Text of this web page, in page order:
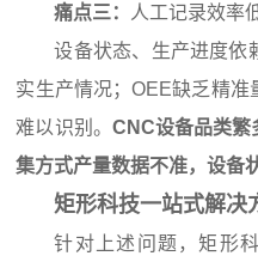
痛点三： 人工记录效率
设备状态、生产进度依
实生产情况；OEE缺乏精
难以识别。 CNC设备品类繁
集方式产量数据不准，设备
矩形科技一站式解决
针对上述问题，矩形